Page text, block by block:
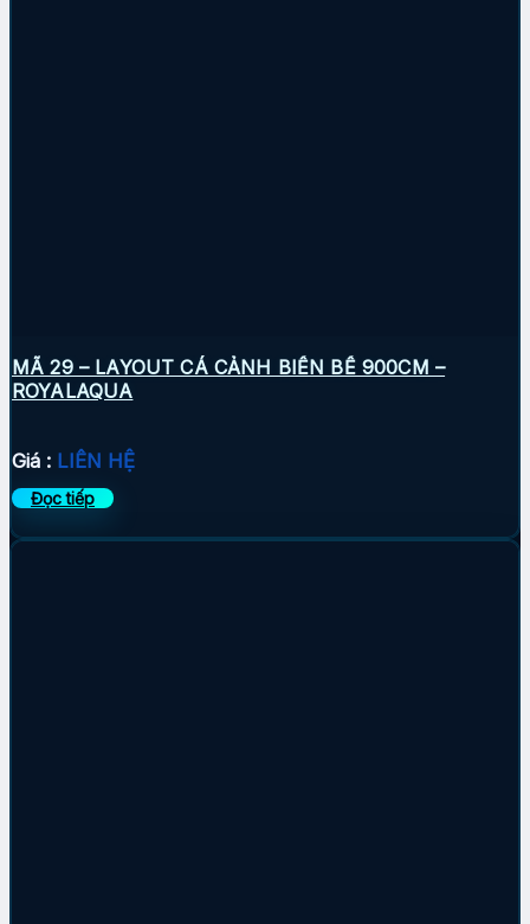
MÃ 29 – LAYOUT CÁ CẢNH BIỂN BỂ 900CM –
ROYALAQUA
Giá : LIÊN HỆ
Đọc tiếp